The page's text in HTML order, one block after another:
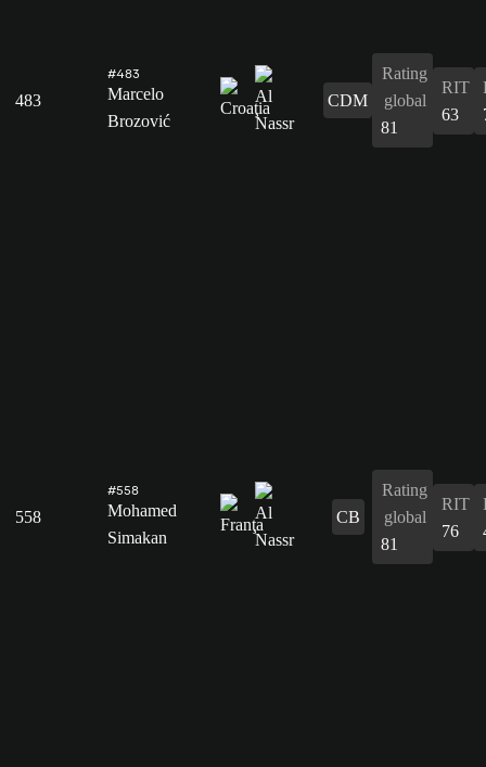
483
#483
Marcelo
Brozović
CDM
Rating
global
81
RIT
63
558
#558
Mohamed
Simakan
CB
Rating
global
81
RIT
76